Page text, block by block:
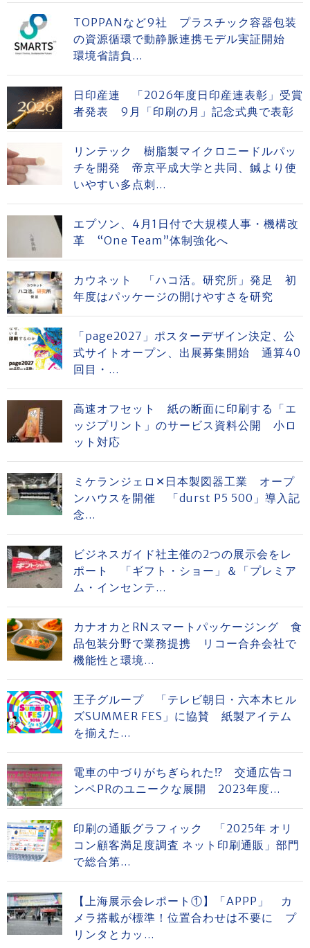
TOPPANなど9社 プラスチック容器包装
の資源循環で動静脈連携モデル実証開始
環境省請負...
日印産連 「2026年度日印産連表彰」受賞
者発表 9月「印刷の月」記念式典で表彰
リンテック 樹脂製マイクロニードルパッ
チを開発 帝京平成大学と共同、鍼より使
いやすい多点刺...
エプソン、4月1日付で大規模人事・機構改
革 “One Team”体制強化へ
カウネット 「ハコ活。研究所」発足 初
年度はパッケージの開けやすさを研究
「page2027」ポスターデザイン決定、公
式サイトオープン、出展募集開始 通算40
回目・...
高速オフセット 紙の断面に印刷する「エ
ッジプリント」のサービス資料公開 小ロ
ット対応
ミケランジェロ✕日本製図器工業 オープ
ンハウスを開催 「durst P5 500」導入記
念...
ビジネスガイド社主催の2つの展示会をレ
ポート 「ギフト・ショー」＆「プレミア
ム・インセンテ...
カナオカとRNスマートパッケージング 食
品包装分野で業務提携 リコー合弁会社で
機能性と環境...
王子グループ 「テレビ朝日・六本木ヒル
ズSUMMER FES」に協賛 紙製アイテム
を揃えた...
電車の中づりがちぎられた⁉ 交通広告コ
ンペPRのユニークな展開 2023年度...
印刷の通販グラフィック 「2025年 オリ
コン顧客満足度調査 ネット印刷通販」部門
で総合第...
【上海展示会レポート①】「APPP」 カ
メラ搭載が標準！位置合わせは不要に プ
リンタとカッ...